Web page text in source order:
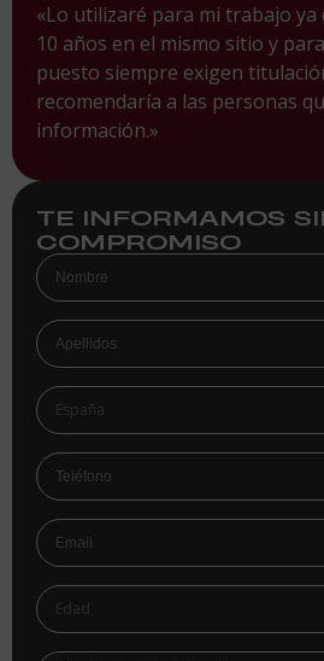
«Lo utilizaré para mi trabajo
10 años en el mismo sitio y
puesto siempre exigen
recomendaría a las personas
información.»
TE INFORMAMOS
COMPROMISO